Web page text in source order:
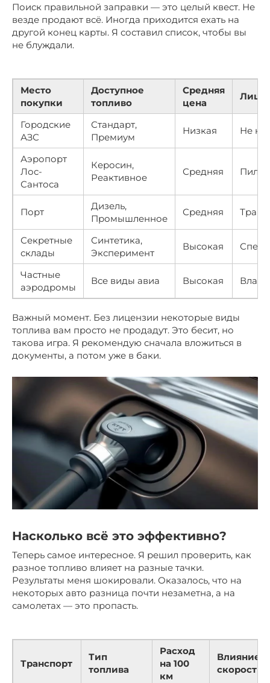
Поиск правильной заправки — это целый квест. Не
везде продают всё. Иногда приходится ехать на
другой конец карты. Я составил список, чтобы вы
не блуждали.
Место
покупки
Доступное
топливо
Средняя
цена
Городские
АЗС
Стандарт,
Премиум
Низкая Не
Аэропорт
Лос-
Сантоса
Керосин,
Реактивное
Средняя
Порт
Дизель,
Промышленное
Средняя
Секретные
склады
Синтетика,
Эксперимент
Высокая Спец.
Частные
аэродромы
Все виды авиа Высокая
Важный момент. Без лицензии некоторые виды
топлива вам просто не продадут. Это бесит, но
такова игра. Я рекомендую сначала вложиться в
документы, а потом уже в баки.
Насколько всё это эффективно?
Теперь самое интересное. Я решил проверить, как
разное топливо влияет на разные тачки.
Результаты меня шокировали. Оказалось, что на
некоторых авто разница почти незаметна, а на
самолетах — это пропасть.
Транспорт
Тип
топлива
Расход
на 100
км
Влияние
скорость